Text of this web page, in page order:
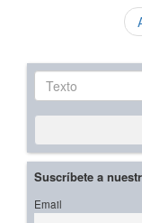
Texto
Suscríbete a
Email